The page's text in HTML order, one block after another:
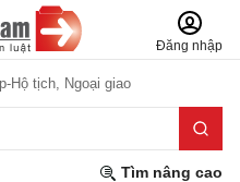
Đăng nhập
Hộ tịch, Ngoại giao
Tìm nâng cao